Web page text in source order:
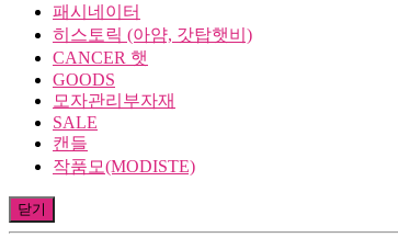
패시네이터
히스토릭 (아얌, 갓탑햇비)
CANCER 햇
GOODS
모자관리부자재
SALE
캔들
작품모(MODISTE)
닫기